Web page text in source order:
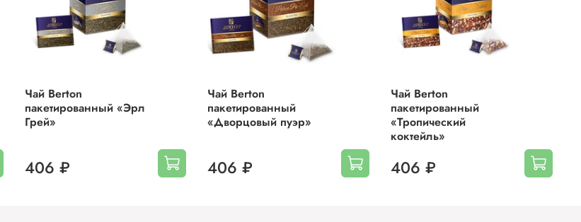
Чай Berton
пакетированный «Эрл
Грей»
406 ₽
Чай Berton
пакетированный
«Дворцовый пуэр»
406 ₽
Чай Berton
пакетированный
«Тропический
коктейль»
406 ₽